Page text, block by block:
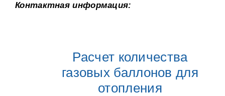
Контактная информация:
Расчет количества
газовых баллонов для
отопления